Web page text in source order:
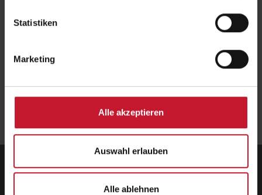
Statistiken
Marketing
Alle akzeptieren
Auswahl erlauben
Alle ablehnen
Wer den Aufstiegskongress am 6. + 7. Oktober 2023 nicht verpassen
Zurück zur Übersicht
Deutsche Hochschule für Prävention und
Gesundheitsmanagement GmbH